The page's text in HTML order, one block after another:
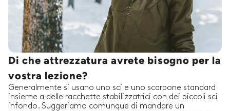
Di che attrezzatura avrete bisogno per la
vostra lezione?
Generalmente si usano uno sci e uno scarpone standard
insieme a delle racchette stabilizzatrici con dei piccoli sci
infondo. Suggeriamo comunque di mandare un